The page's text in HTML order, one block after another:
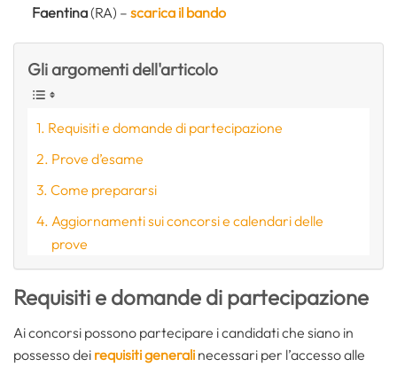
Faentina(RA) – scarica il bando
Gli argomenti dell'articolo
Requisiti e domande di partecipazione
Prove d’esame
Come prepararsi
Aggiornamenti sui concorsi e calendari delle
prove
Requisiti e domande di partecipazione
Ai concorsi possono partecipare i candidati che siano in
possesso dei requisiti generali necessari per l’accesso alle